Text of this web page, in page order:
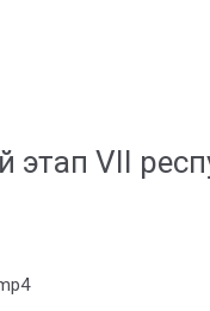
этап VII